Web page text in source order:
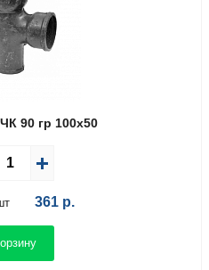
90 гр 100х50
361 р.